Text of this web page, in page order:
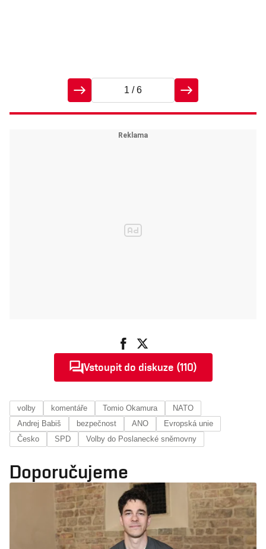
1 / 6
Vstoupit do diskuze (110)
volby komentáře Tomio Okamura
NATO
Andrej Babiš
bezpečnost ANO
Evropská unie
Česko
SPD Volby do Poslanecké sněmovny
Doporučujeme